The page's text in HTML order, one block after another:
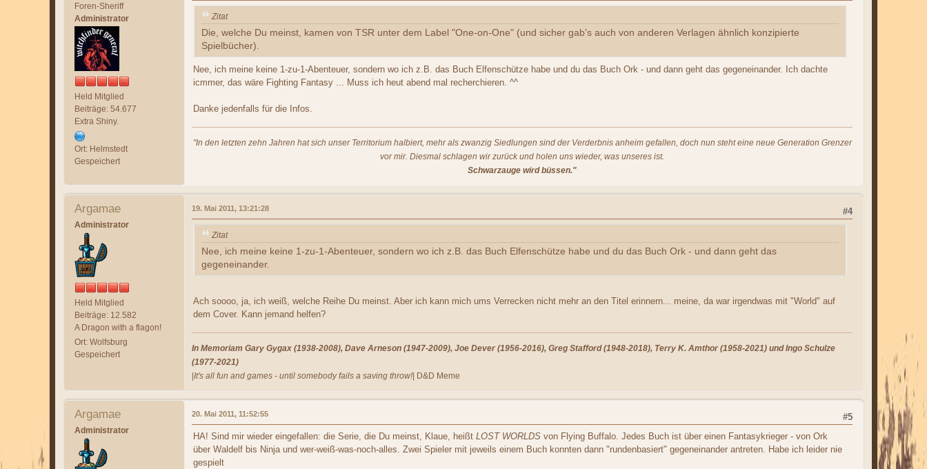
Foren-Sheriff
Administrator
Held Mitglied
Beiträge: 54.677
Extra Shiny.
Ort: Helmstedt
Gespeichert
Zitat
Die, welche Du meinst, kamen von TSR unter dem Label "One-on-One" (und sicher gab's auch von anderen Verlagen ähnlich konzipierte
Spielbücher).
Nee, ich meine keine 1-zu-1-Abenteuer, sondern wo ich z.B. das Buch Elfenschütze habe und du das Buch Ork - und dann geht das gegeneinander. Ich dachte
icmmer, das wäre Fighting Fantasy ... Muss ich heut abend mal recherchieren. ^^
Danke jedenfalls für die Infos.
"In den letzten zehn Jahren hat sich unser Territorium halbiert, mehr als zwanzig Siedlungen sind der Verderbnis anheim gefallen, doch nun steht eine neue Generation Grenzer
vor mir. Diesmal schlagen wir zurück und holen uns wieder, was unseres ist.
Schwarzauge wird büssen."
Argamae
Administrator
Held Mitglied
Beiträge: 12.582
A Dragon with a flagon!
Ort: Wolfsburg
Gespeichert
#4
19. Mai 2011, 13:21:28
Zitat
Nee, ich meine keine 1-zu-1-Abenteuer, sondern wo ich z.B. das Buch Elfenschütze habe und du das Buch Ork - und dann geht das
gegeneinander.
Ach soooo, ja, ich weiß, welche Reihe Du meinst. Aber ich kann mich ums Verrecken nicht mehr an den Titel erinnern... meine, da war irgendwas mit "World" auf
dem Cover. Kann jemand helfen?
In Memoriam Gary Gygax (1938-2008), Dave Arneson (1947-2009), Joe Dever (1956-2016), Greg Stafford (1948-2018), Terry K. Amthor (1958-2021) und Ingo Schulze
(1977-2021)
It's all fun and games - until somebody fails a saving throw! | D&D Meme
Argamae
Administrator
#5
20. Mai 2011, 11:52:55
HA! Sind mir wieder eingefallen: die Serie, die Du meinst, Klaue, heißt LOST WORLDS von Flying Buffalo. Jedes Buch ist über einen Fantasykrieger - von Ork
über Waldelf bis Ninja und wer-weiß-was-noch-alles. Zwei Spieler mit jeweils einem Buch konnten dann "rundenbasiert" gegeneinander antreten. Habe ich leider nie
gespielt